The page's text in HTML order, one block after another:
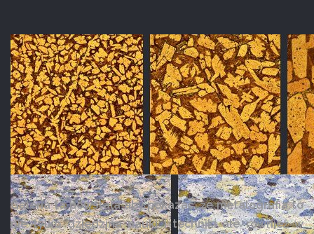
Galeria ta powstała aby pokazać, że metalografia to
nie tylko dziedzina nauki i techniki ale również w